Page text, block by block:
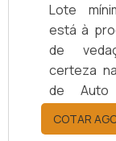
Lote
está à
de
certeza
de Auto
empresa
COTAR